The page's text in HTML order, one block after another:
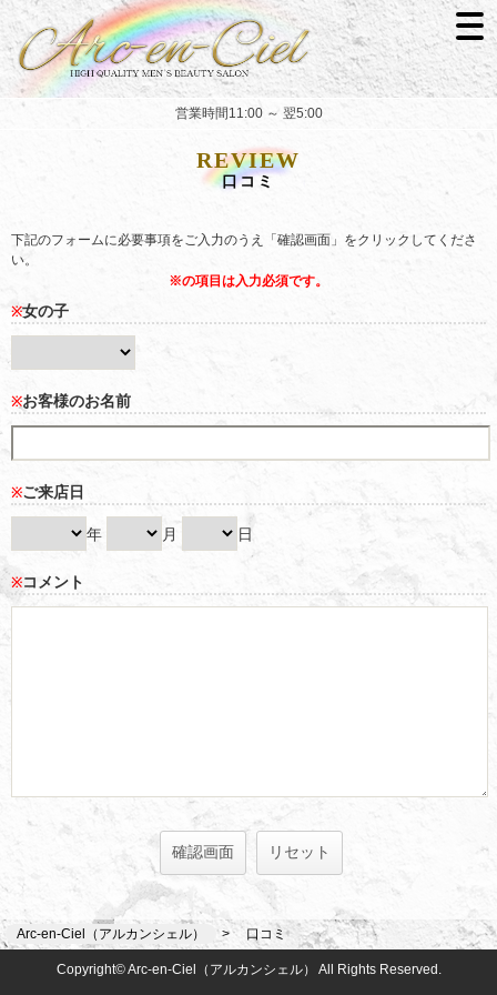
営業時間11:00 ～ 翌5:00
REVIEW
口コミ
下記のフォームに必要事項をご入力のうえ「確認画面」をクリックしてくださ
い。
※の項目は入力必須です。
※女の子
※お客様のお名前
※ご来店日
年 月 日
※コメント
Arc-en-Ciel（アルカンシェル） 口コミ
Copyright© Arc-en-Ciel（アルカンシェル） All Rights Reserved.